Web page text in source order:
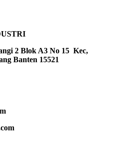
2 Blok A3 No 15 Kec,
Banten 15521